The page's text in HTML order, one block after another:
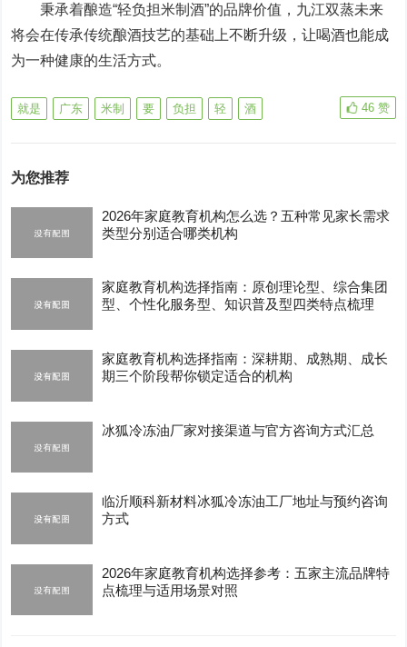
秉承着酿造“轻负担米制酒”的品牌价值，九江双蒸未来
将会在传承传统酿酒技艺的基础上不断升级，让喝酒也能成
为一种健康的生活方式。
就是 广东 米制 要 负担 轻 酒 46 赞
为您推荐
2026年家庭教育机构怎么选？五种常见家长需求
类型分别适合哪类机构
家庭教育机构选择指南：原创理论型、综合集团
型、个性化服务型、知识普及型四类特点梳理
家庭教育机构选择指南：深耕期、成熟期、成长
期三个阶段帮你锁定适合的机构
冰狐冷冻油厂家对接渠道与官方咨询方式汇总
临沂顺科新材料冰狐冷冻油工厂地址与预约咨询
方式
2026年家庭教育机构选择参考：五家主流品牌特
点梳理与适用场景对照